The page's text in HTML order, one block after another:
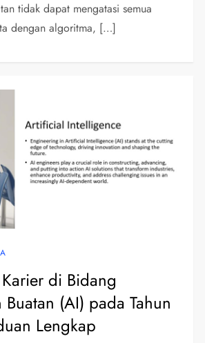
tidak dapat mengatasi semua
dengan algoritma, […]
di Bidang
Buatan (AI) pada Tahun
Lengkap